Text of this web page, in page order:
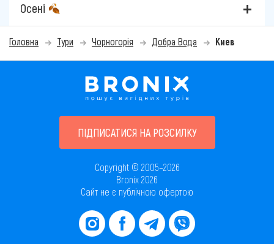
Осені
Головна Тури Чорногорія Добра Вода Киев
ПІДПИСАТИСЯ НА РОЗСИЛКУ
Copyright © 2005–2026
Bronix 2026
Сайт не є публічною офертою